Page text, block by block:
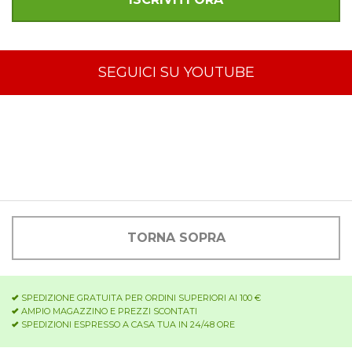
SEGUICI SU YOUTUBE
TORNA SOPRA
SPEDIZIONE GRATUITA PER ORDINI SUPERIORI AI 100 €
AMPIO MAGAZZINO E PREZZI SCONTATI
SPEDIZIONI ESPRESSO A CASA TUA IN 24/48 ORE